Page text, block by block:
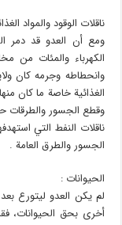
ناقلات الوقود والمواد
ومع أن العدو قد دمر
الكهرباء والمئات من
وانحطاطه وجرمه كان
الغذائية خاصة ما كان
وقطع الجسور والطرقات
الجسور والطرق العامة .
الحيوانات :
لم يكن العدو ليتورع
أخرى بحق الحيوانات،